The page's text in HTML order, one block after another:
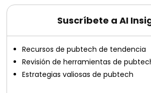
Suscríbete a AI
Recursos de pubtech de tendencia
Revisión de herramientas de
Estrategias valiosas de pubtech